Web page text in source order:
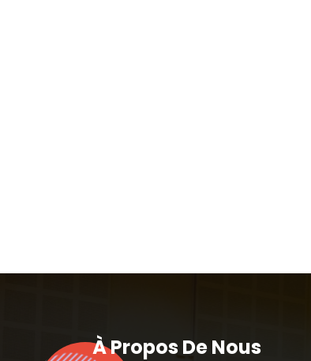
À Propos De Nous